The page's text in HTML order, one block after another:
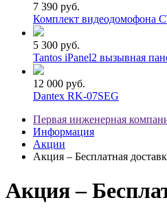
7 390 руб.
Комплект видеодомофона
5 300 руб.
Tantos iPanel2 вызывная
12 000 руб.
Dantex RK-07SEG
Первая инженерная
Информация
Акции
Акция – Бесплатная
Акция –